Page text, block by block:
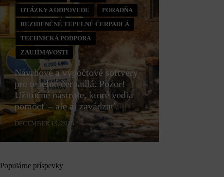
OTÁZKY A ODPOVEDE
PORADŇA
REZIDENČNÉ TEPELNÉ ČERPADLÁ
TECHNICKÁ PODPORA
ZAUJÍMAVOSTI
Návrhové a výpočtové softvéry
pre tepelné čerpadlá. Pozor!
Užitočné nástroje, ktoré vedia
pomôcť – ale aj zavádzať.
DECEMBER 19, 2025
Populárne príspevky